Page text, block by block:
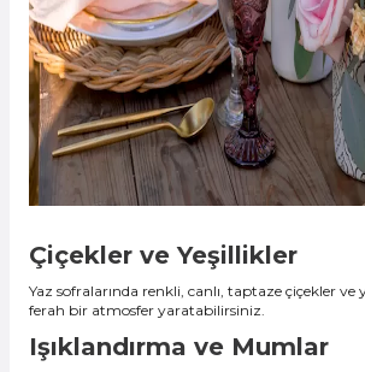
Çiçekler ve Yeşillikler
Yaz sofralarında renkli, canlı, taptaze çiçekler
ferah bir atmosfer yaratabilirsiniz.
Işıklandırma ve Mumlar